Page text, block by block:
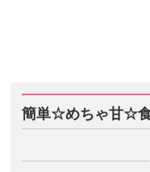
簡単☆めちゃ甘☆